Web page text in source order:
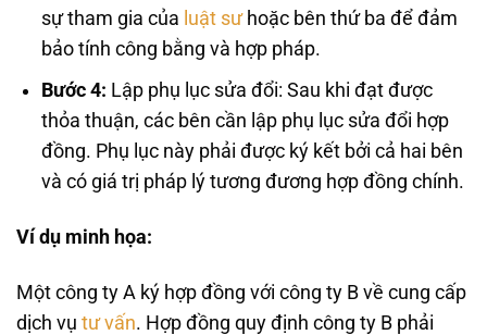
sự tham gia của luật sưhoặc bên thứ ba để đảm
bảo tính công bằng và hợp pháp.
Bước 4: Lập phụ lục sửa đổi: Sau khi đạt được
thỏa thuận, các bên cần lập phụ lục sửa đổi hợp
đồng. Phụ lục này phải được ký kết bởi cả hai bên
và có giá trị pháp lý tương đương hợp đồng chính.
Ví dụ minh họa:
Một công ty A ký hợp đồng với công ty B về cung cấp
dịch vụ tư vấn. Hợp đồng quy định công ty B phải